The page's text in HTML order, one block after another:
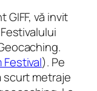
vă invit
Festivalului
.
). Pe
scurt metraje